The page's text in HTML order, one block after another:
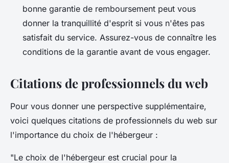
bonne garantie de remboursement peut vous
donner la tranquillité d'esprit si vous n'êtes pas
satisfait du service. Assurez-vous de connaître les
conditions de la garantie avant de vous engager.
Citations de professionnels du web
Pour vous donner une perspective supplémentaire,
voici quelques citations de professionnels du web sur
l'importance du choix de l'hébergeur :
"Le choix de l'hébergeur est crucial pour la